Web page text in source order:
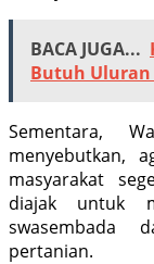
BACA JUGA...
Butuh Uluran
Sementara,
menyebutkan,
masyarakat
diajak untuk
swasembada
pertanian.